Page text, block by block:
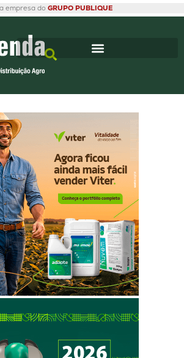
empresa do GRUPO PUBLIQUE